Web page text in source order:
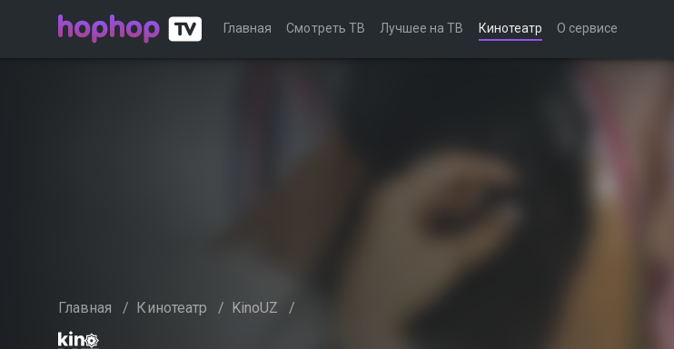
Главная Смотреть ТВ Лучшее на ТВ Кинотеатр О сервисе
Главная / Кинотеатр / KinoUZ /